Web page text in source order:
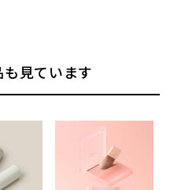
Oil
見ています